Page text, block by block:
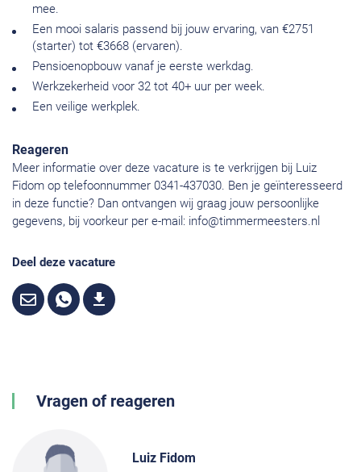
mee.
Een mooi salaris passend bij jouw ervaring, van €2751
(starter) tot €3668 (ervaren).
Pensioenopbouw vanaf je eerste werkdag.
Werkzekerheid voor 32 tot 40+ uur per week.
Een veilige werkplek.
Reageren
Meer informatie over deze vacature is te verkrijgen bij Luiz
Fidom op telefoonnummer 0341-437030. Ben je geïnteresseerd
in deze functie? Dan ontvangen wij graag jouw persoonlijke
gegevens, bij voorkeur per e-mail: info@timmermeesters.nl
Deel deze vacature
Vragen of reageren
Luiz Fidom